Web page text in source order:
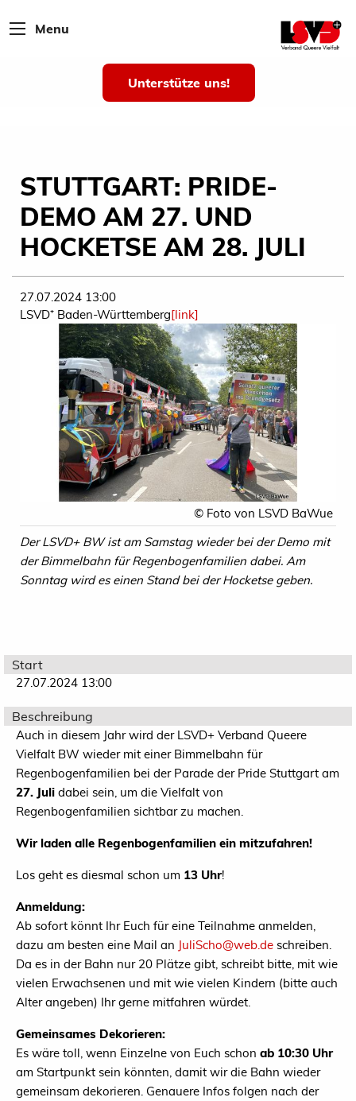
Menu
Unterstütze uns!
STUTTGART: PRIDE-
DEMO AM 27. UND
HOCKETSE AM 28. JULI
27.07.2024 13:00
LSVD⁺ Baden-Württemberg[link]
© Foto von LSVD BaWue
Der LSVD+ BW ist am Samstag wieder bei der Demo mit
der Bimmelbahn für Regenbogenfamilien dabei. Am
Sonntag wird es einen Stand bei der Hocketse geben.
Start
27.07.2024 13:00
Beschreibung
Auch in diesem Jahr wird der LSVD+ Verband Queere
Vielfalt BW wieder mit einer Bimmelbahn für
Regenbogenfamilien bei der Parade der Pride Stuttgart am
27. Juli dabei sein, um die Vielfalt von
Regenbogenfamilien sichtbar zu machen.
Wir laden alle Regenbogenfamilien ein mitzufahren!
Los geht es diesmal schon um 13 Uhr!
Anmeldung:
Ab sofort könnt Ihr Euch für eine Teilnahme anmelden,
dazu am besten eine Mail an JuliScho@web.de schreiben.
Da es in der Bahn nur 20 Plätze gibt, schreibt bitte, mit wie
vielen Erwachsenen und mit wie vielen Kindern (bitte auch
Alter angeben) Ihr gerne mitfahren würdet.
Gemeinsames Dekorieren:
Es wäre toll, wenn Einzelne von Euch schon ab 10:30 Uhr
am Startpunkt sein könnten, damit wir die Bahn wieder
gemeinsam dekorieren. Genauere Infos folgen nach der